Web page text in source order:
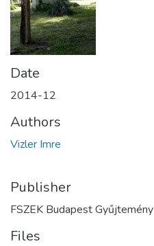
Date
2014-12
Authors
Vizler Imre
Publisher
FSZEK Budapest Gyűjtemény
Files